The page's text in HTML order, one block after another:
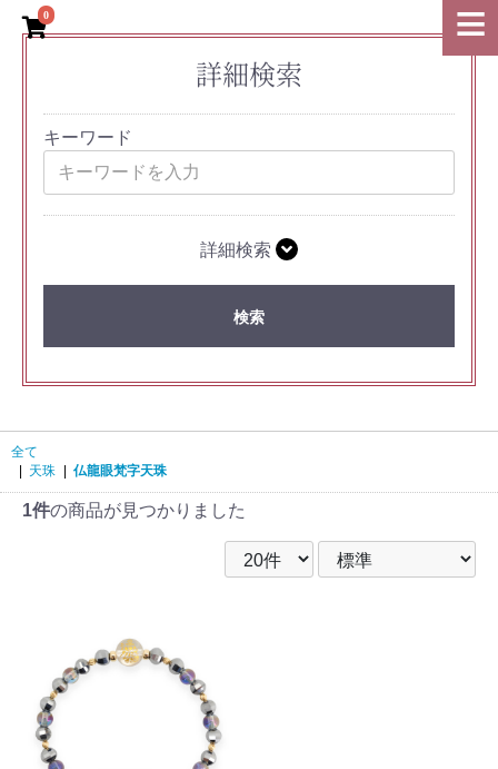
詳細検索
キーワード
詳細検索
検索
全て
天珠 仏龍眼梵字天珠
1件の商品が見つかりました
0